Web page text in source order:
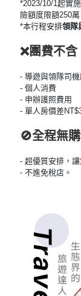
*2023/10/1起實
險額度限額250萬
*本行程安排領隊
❌團費不含
- 導遊與領隊司
- 個人消費
- 申辦護照費用
- 單人房價差
🚫全程無
- 超優質安排，
- 不進免稅店。